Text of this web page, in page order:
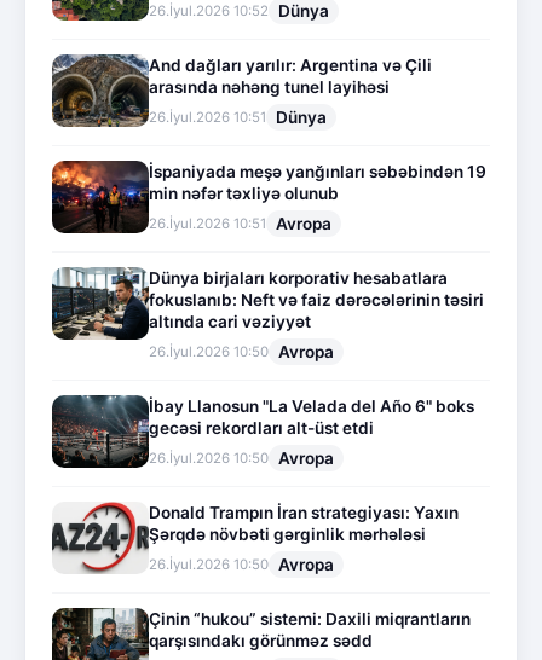
26.İyul.2026 10:52 Dünya
And dağları yarılır: Argentina və Çili
arasında nəhəng tunel layihəsi
26.İyul.2026 10:51 Dünya
İspaniyada meşə yanğınları səbəbindən 19
min nəfər təxliyə olunub
26.İyul.2026 10:51 Avropa
Dünya birjaları korporativ hesabatlara
fokuslanıb: Neft və faiz dərəcələrinin təsiri
altında cari vəziyyət
26.İyul.2026 10:50 Avropa
İbay Llanosun "La Velada del Año 6" boks
gecəsi rekordları alt-üst etdi
26.İyul.2026 10:50 Avropa
Donald Trampın İran strategiyası: Yaxın
Şərqdə növbəti gərginlik mərhələsi
26.İyul.2026 10:50 Avropa
Çinin “hukou” sistemi: Daxili miqrantların
qarşısındakı görünməz sədd